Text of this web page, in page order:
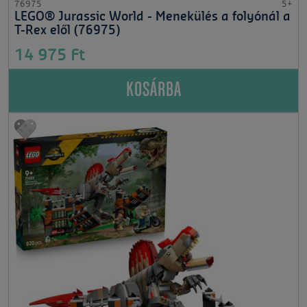
76975 5+
LEGO® Jurassic World - Menekülés a folyónál a
T-Rex elől (76975)
14 975 Ft
KOSÁRBA